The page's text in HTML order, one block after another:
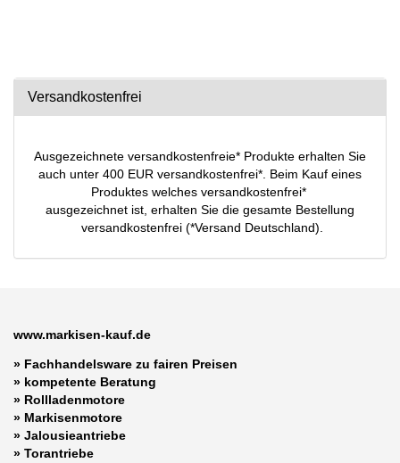
Versandkostenfrei
Ausgezeichnete versandkostenfreie* Produkte erhalten Sie
auch unter 400 EUR versandkostenfrei*. Beim Kauf eines
Produktes welches versandkostenfrei*
ausgezeichnet ist, erhalten Sie die gesamte Bestellung
versandkostenfrei (*Versand Deutschland).
www.markisen-kauf.de
» Fachhandelsware zu fairen Preisen
» kompetente Beratung
» Rollladenmotore
» Markisenmotore
» Jalousieantriebe
» Torantriebe